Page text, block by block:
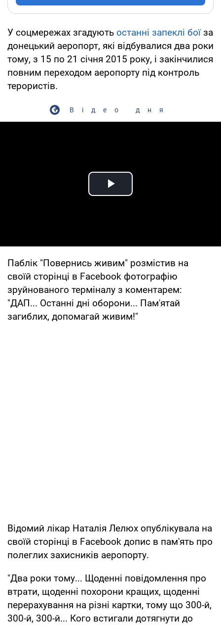
У соцмережах згадують останні запеклі боїза
донецький аеропорт, які відбувалися два роки
тому, з 15 по 21 січня 2015 року, і закінчилися
повним переходом аеропорту під контроль
терористів.
Відео дня
Play Video
Паблік "Повернись живим" розмістив на
своїй сторінці в Facebook фотографію
зруйнованого терміналу з коментарем:
"ДАП... Останні дні оборони... Пам'ятай
загиблих, допомагай живим!"
Відомий лікар Наталія Лелюх опублікувала на
своїй сторінці в Facebook допис в пам'ять про
полеглих захисників аеропорту.
"Два роки тому... Щоденні повідомлення про
втрати, щоденні похорони кращих, щоденні
перерахування на різні картки, тому що 300-й,
300-й, 300-й... Кого встигали дотягнути до